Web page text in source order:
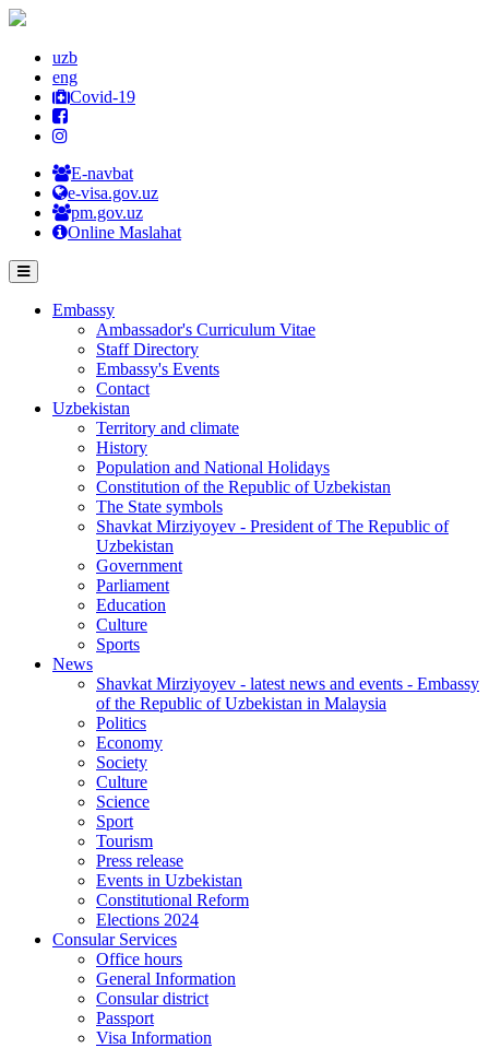
uzb
eng
Covid-19
E-navbat
e-visa.gov.uz
pm.gov.uz
Online Maslahat
Embassy
Ambassador's Curriculum Vitae
Staff Directory
Embassy's Events
Contact
Uzbekistan
Territory and climate
History
Population and National Holidays
Constitution of the Republic of Uzbekistan
The State symbols
Shavkat Mirziyoyev - President of The Republic of
Uzbekistan
Government
Parliament
Education
Culture
Sports
News
Shavkat Mirziyoyev - latest news and events - Embassy
of the Republic of Uzbekistan in Malaysia
Politics
Economy
Society
Culture
Science
Sport
Tourism
Press release
Events in Uzbekistan
Constitutional Reform
Elections 2024
Consular Services
Office hours
General Information
Consular district
Passport
Visa Information